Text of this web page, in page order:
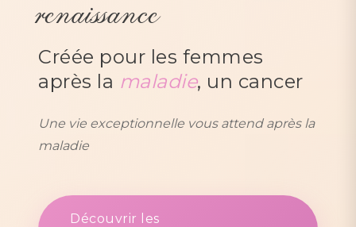
renaissance
Créée pour les femmes
après la maladie, un cancer
Une vie exceptionnelle vous attend après la
maladie
Découvrir les